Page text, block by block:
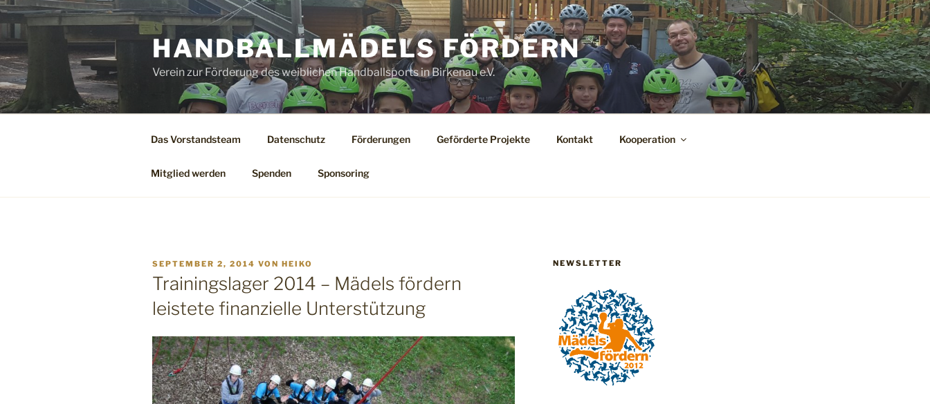
Zum
Inhalt
springen
HANDBALLMÄDELS FÖRDERN
Verein zur Förderung des weiblichen Handballsports in Birkenau e.V.
Das Vorstandsteam Datenschutz Förderungen Geförderte Projekte Kontakt Kooperation
Mitglied werden Spenden Sponsoring
VERÖFFENTLICHT
AM
SEPTEMBER 2, 2014 VON HEIKO
Trainingslager 2014 – Mädels fördern
leistete finanzielle Unterstützung
NEWSLETTER